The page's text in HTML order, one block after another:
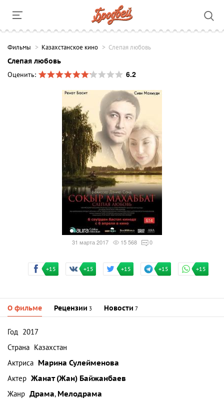
Фильмы Казахстанское кино Слепая любовь
Слепая любовь
Оценить:
6.2
31 марта 2017 15 568 0
+15 +15 +15 +15 +15
О фильме Рецензии 3 Новости 7
Год 2017
Страна Казахстан
Актриса Марина Сулейменова
Актер Жанат (Жан) Байжанбаев
Жанр Драма, Мелодрама